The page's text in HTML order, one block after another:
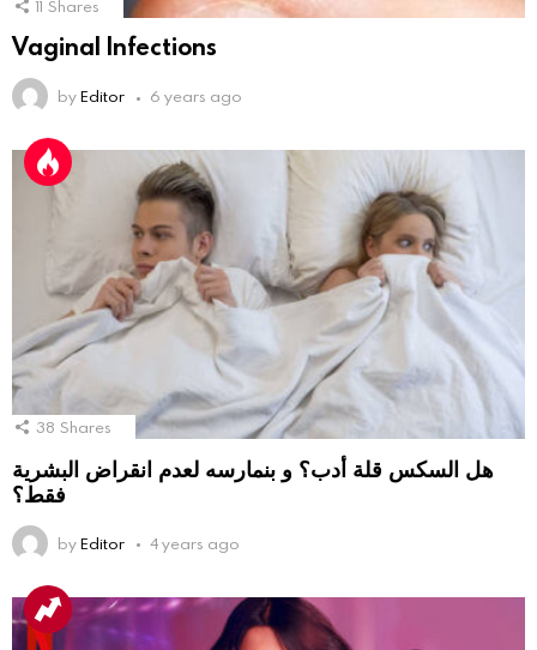
11 Shares
Vaginal Infections
byEditor 6 years ago
38 Shares
هل السكس قلة أدب؟ و بنمارسه لعدم انقراض البشرية
فقط؟
byEditor 4 years ago